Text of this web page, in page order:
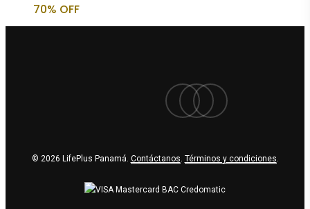
era:
70% OFF
facebook
youtube
instagram
© 2026 LifePlus Panamá. Contáctanos Términos y condiciones